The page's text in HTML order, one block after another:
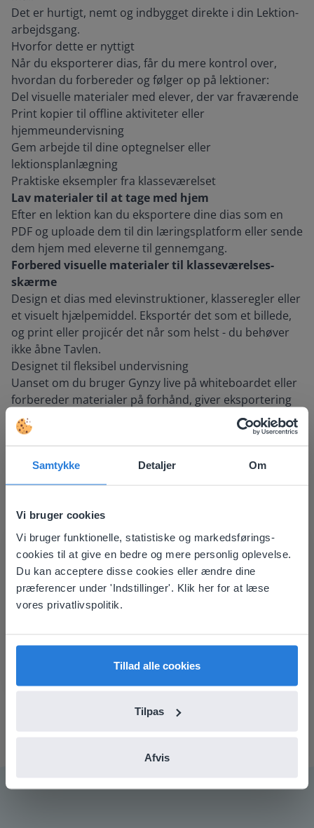
Samtykke Detaljer Om
Vi bruger cookies
Vi bruger funktionelle, statistiske og markedsførings-
cookies til at give en bedre og mere personlig oplevelse.
Du kan acceptere disse cookies eller ændre dine
præferencer under 'Indstillinger'. Klik her for at læse
vores privatlivspolitik.
Tillad alle cookies
Tilpas
Afvis
Det er hurtigt, nemt og indbygget direkte i din Lektion-
arbejdsgang.
Hvorfor dette er nyttigt
Når du eksporterer dias, får du mere kontrol over,
hvordan du forbereder og følger op på lektioner:
Del visuelle materialer med elever, der var fraværende
Print kopier til offline aktiviteter eller
hjemmeundervisning
Gem arbejde til dine optegnelser eller
lektionsplanlægning
Praktiske eksempler fra klasseværelset
Lav materialer til at tage med hjem
Efter en lektion kan du eksportere dine dias som en
PDF og uploade dem til din læringsplatform eller sende
dem hjem med eleverne til gennemgang.
Forbered visuelle materialer til klasseværelses-
skærme
Design et dias med elevinstruktioner, klasseregler eller
et visuelt hjælpemiddel. Eksportér det som et billede,
og print eller projicér det når som helst - du behøver
ikke åbne Tavlen.
Designet til fleksibel undervisning
Uanset om du bruger Gynzy live på whiteboardet eller
forbereder materialer på forhånd, giver eksportering
dig flere måder at genbruge og dele dit arbejde på. Det
er endnu et skridt i at gøre undervisning med Gynzy
nemmere og mere alsidig.
Om forfatteren
Michael er en sprogentusiast, hvis
yndlingsindhold fra Gynzy
inkluderer lektioner i
bogstavdannelse og
håndskriftsøvelser. Sjovt faktum:
stavekonkurrence med ordet
This website doesn't match
your location
Based on your location, we think you might
prefer to visit our English website. There you'll
English
Dansk